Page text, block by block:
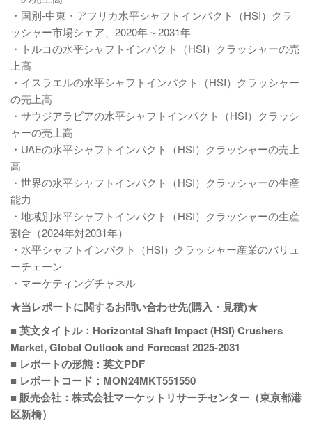
・国別-中東・アフリカ水平シャフトインパクト（HSI）クラ
ッシャー市場シェア、2020年～2031年
・トルコの水平シャフトインパクト（HSI）クラッシャーの売
上高
・イスラエルの水平シャフトインパクト（HSI）クラッシャー
の売上高
・サウジアラビアの水平シャフトインパクト（HSI）クラッシ
ャーの売上高
・UAEの水平シャフトインパクト（HSI）クラッシャーの売上
高
・世界の水平シャフトインパクト（HSI）クラッシャーの生産
能力
・地域別水平シャフトインパクト（HSI）クラッシャーの生産
割合（2024年対2031年）
・水平シャフトインパクト（HSI）クラッシャー産業のバリュ
ーチェーン
・マーケティングチャネル
★当レポートに関するお問い合わせ先(購入・見積)★
■ 英文タイトル：Horizontal Shaft Impact (HSI) Crushers
Market, Global Outlook and Forecast 2025-2031
■ レポートの形態：英文PDF
■ レポートコード：MON24MKT551550
■ 販売会社：株式会社マーケットリサーチセンター（東京都港
区新橋）